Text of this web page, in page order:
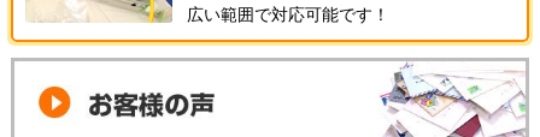
広い範囲で対応可能です！